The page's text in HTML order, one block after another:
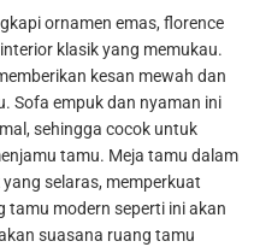
ornamen emas, florence
klasik yang memukau.
kesan mewah dan
Sofa empuk dan nyaman ini
sehingga cocok untuk
tamu. Meja tamu dalam
selaras, memperkuat
tamu modern seperti ini akan
suasana ruang tamu